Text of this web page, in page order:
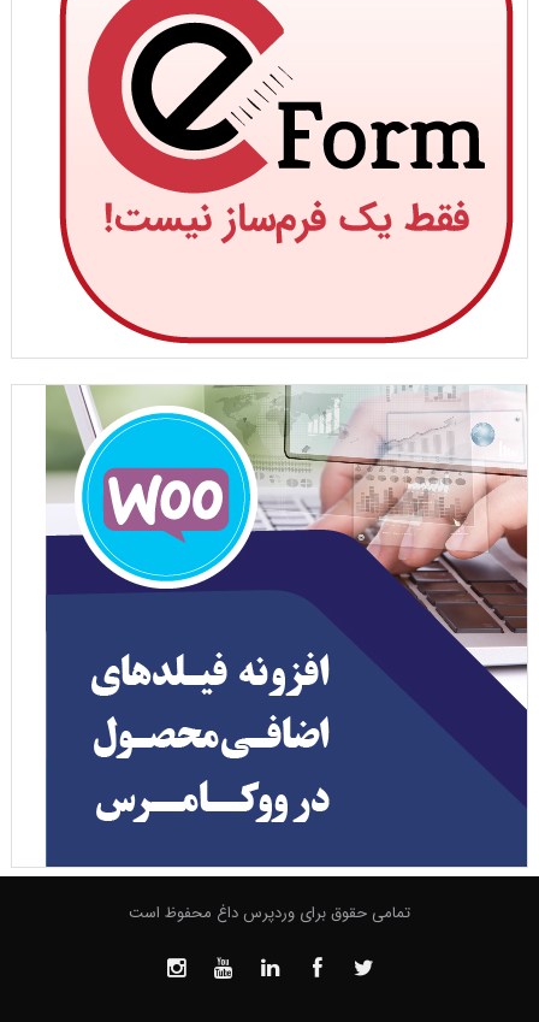
تمامی حقوق برای وردپرس داغ محفوظ است